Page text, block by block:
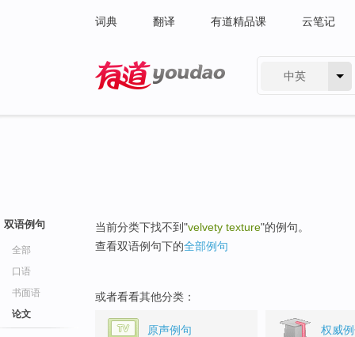
词典 翻译 有道精品课 云笔记
中英
双语例句
全部
口语
书面语
论文
当前分类下找不到"velvety texture"的例句。
查看双语例句下的全部例句
或者看看其他分类：
原声例句 权威